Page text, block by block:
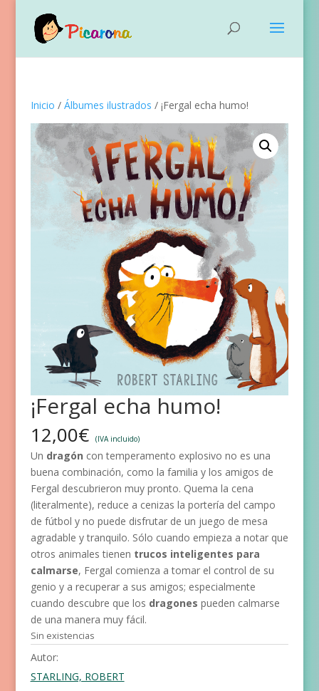
Inicio / Álbumes ilustrados / ¡Fergal echa humo!
¡Fergal echa humo!
12,00€ (IVA incluido)
Un dragón con temperamento explosivo no es una
buena combinación, como la familia y los amigos de
Fergal descubrieron muy pronto. Quema la cena
(literalmente), reduce a cenizas la portería del campo
de fútbol y no puede disfrutar de un juego de mesa
agradable y tranquilo. Sólo cuando empieza a notar que
otros animales tienen trucos inteligentes para
calmarse, Fergal comienza a tomar el control de su
genio y a recuperar a sus amigos; especialmente
cuando descubre que los dragones pueden calmarse
de una manera muy fácil.
Sin existencias
Autor:
STARLING, ROBERT